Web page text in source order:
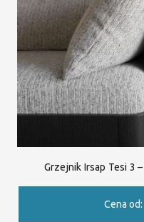
Grzejnik Irsap Tesi 3
Cena od: